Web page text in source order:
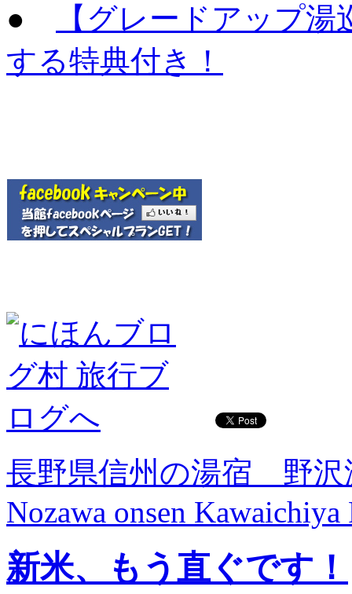
●
【グレードアップ
する特典付き！
長野県信州の湯宿 野沢
Nozawa onsen Kawaichiya
新米、もう直ぐです！